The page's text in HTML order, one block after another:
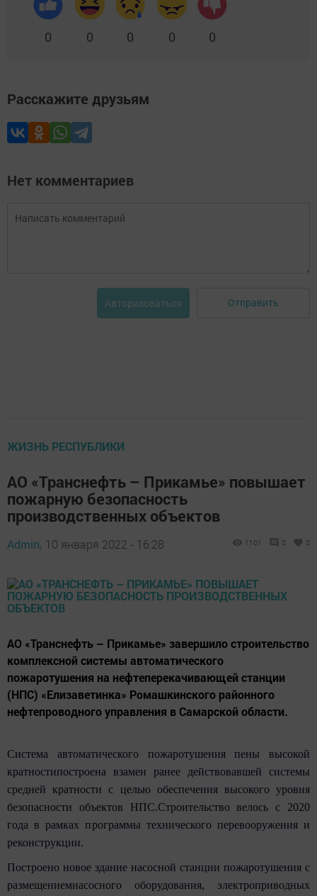
0 0 0 0 0
Расскажите друзьям
Нет комментариев
Авторизоваться Отправить
ЖИЗНЬ РЕСПУБЛИКИ
АО «Транснефть – Прикамье» повышает
пожарную безопасность
производственных объектов
Admin, 10 января 2022 - 16:28 1101 0 0
АО «Транснефть – Прикамье» завершило строительство
комплексной системы автоматического
пожаротушения на нефтеперекачивающей станции
(НПС) «Елизаветинка» Ромашкинского районного
нефтепроводного управления в Самарской области.
Система автоматического пожаротушения пены высокой
кратностипостроена взамен ранее действовавшей системы
средней кратности с целью обеспечения высокого уровня
безопасности объектов НПС.Строительство велось с 2020
года в рамках программы технического перевооружения и
реконструкции.
Построено новое здание насосной станции пожаротушения с
размещениемнасосного оборудования, электроприводных